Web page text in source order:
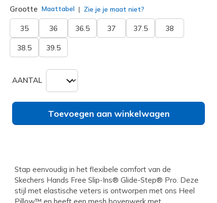
Grootte Maattabel Zie je je maat niet?
35 36 36.5 37 37.5 38
38.5 39.5
AANTAL
Toevoegen aan winkelwagen
Stap eenvoudig in het flexibele comfort van de
Skechers Hands Free Slip-Ins® Glide-Step® Pro. Deze
stijl met elastische veters is ontworpen met ons Heel
Pillow™ en heeft een mesh bovenwerk met